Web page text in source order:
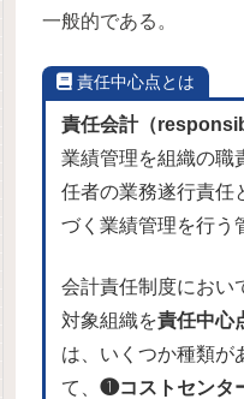
一般的である。
責任中心点とは
責任会計（
業績管理を組織の職
任者の業務遂行責任
づく業績管理を行う
会計責任制度におい
対象組織を責任中心
は、いくつか種類が
て、❶コストセンタ